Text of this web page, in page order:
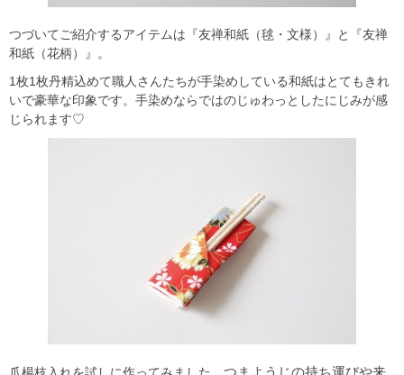
つづいてご紹介するアイテムは『友禅和紙（毬・文様）』と『友禅
和紙（花柄）』。
1枚1枚丹精込めて職人さんたちが手染めしている和紙はとてもきれ
いで豪華な印象です。手染めならではのじゅわっとしたにじみが感
じられます♡
爪楊枝入れを試しに作ってみました。 つまようじの持ち運びや来